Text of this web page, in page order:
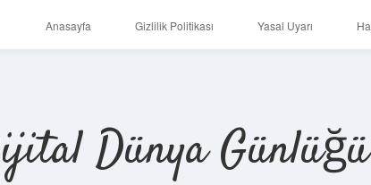
Anasayfa Gizlilik Politikası Yasal Uyarı
Dünya Günlüğü